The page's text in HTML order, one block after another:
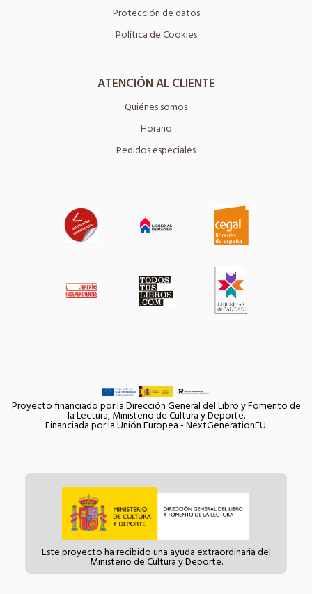
Protección de datos
Política de Cookies
ATENCIÓN AL CLIENTE
Quiénes somos
Horario
Pedidos especiales
Proyecto financiado por la Dirección General del Libro y Fomento de
la Lectura, Ministerio de Cultura y Deporte.
Financiada por la Unión Europea - NextGenerationEU.
Este proyecto ha recibido una ayuda extraordinaria del
Ministerio de Cultura y Deporte.